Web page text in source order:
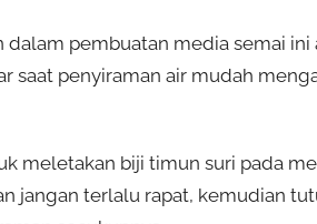
dalam pembuatan media semai
saat penyiraman air mudah
meletakan biji timun suri pada
jangan terlalu rapat, kemudian